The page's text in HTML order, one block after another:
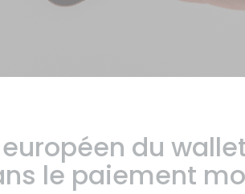
du
le paiement